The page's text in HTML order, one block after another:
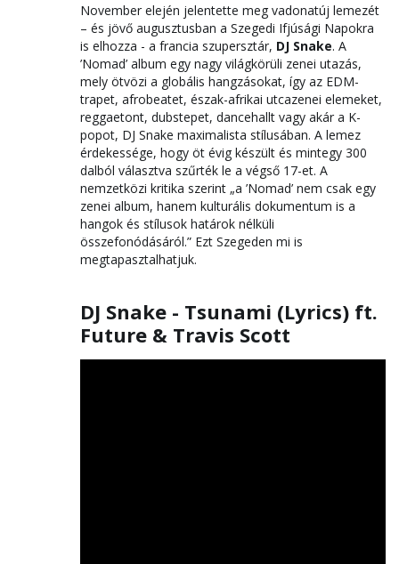
November elején jelentette meg vadonatúj lemezét
– és jövő augusztusban a Szegedi Ifjúsági Napokra
is elhozza - a francia szupersztár, DJ Snake. A
’Nomad’ album egy nagy világkörüli zenei utazás,
mely ötvözi a globális hangzásokat, így az EDM-
trapet, afrobeatet, észak-afrikai utcazenei elemeket,
reggaetont, dubstepet, dancehallt vagy akár a K-
popot, DJ Snake maximalista stílusában. A lemez
érdekessége, hogy öt évig készült és mintegy 300
dalból választva szűrték le a végső 17-et. A
nemzetközi kritika szerint „a ’Nomad’ nem csak egy
zenei album, hanem kulturális dokumentum is a
hangok és stílusok határok nélküli
összefonódásáról.” Ezt Szegeden mi is
megtapasztalhatjuk.
DJ Snake - Tsunami (Lyrics) ft.
Future & Travis Scott